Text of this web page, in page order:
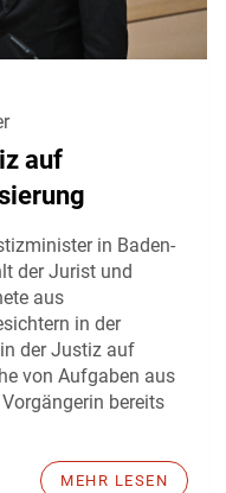
auf
in Baden-
der Jurist und
aus
in der
der Justiz auf
von Aufgaben aus
bereits
MEHR LESEN